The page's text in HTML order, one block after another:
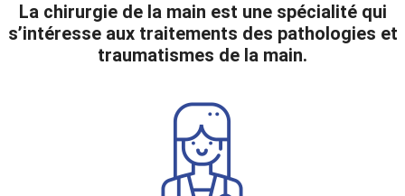
La chirurgie de la main est une spécialité qui
s’intéresse aux traitements des pathologies et
traumatismes de la main.